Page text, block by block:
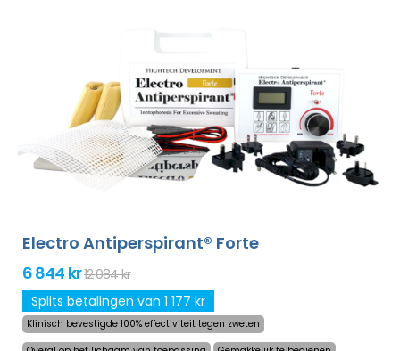
standaardpakket) te verhelpen. Met additionele
adapters kunt u ook het voorhoofd, hoofdhuid, buik, rug,
billen, borst en andere lichaamsdelen succesvol,
langdurig behandelen. Niet-goed-geld-terug garantie in
geval van ontevredenheid en gratis express verzending
Electro Antiperspirant® Forte
6 844 kr12 084 kr
Splits betalingen van 1 177 kr
Klinisch bevestigde 100% effectiviteit tegen zweten